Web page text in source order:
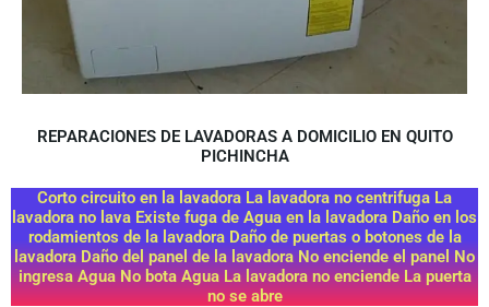
REPARACIONES DE LAVADORAS A DOMICILIO EN QUITO
PICHINCHA
Corto circuito en la lavadora La lavadora no centrifuga La
lavadora no lava Existe fuga de Agua en la lavadora Daño en los
rodamientos de la lavadora Daño de puertas o botones de la
lavadora Daño del panel de la lavadora No enciende el panel No
ingresa Agua No bota Agua La lavadora no enciende La puerta
no se abre